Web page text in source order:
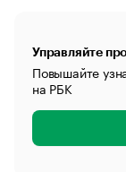
Управляйте
Повышайте
на РБК